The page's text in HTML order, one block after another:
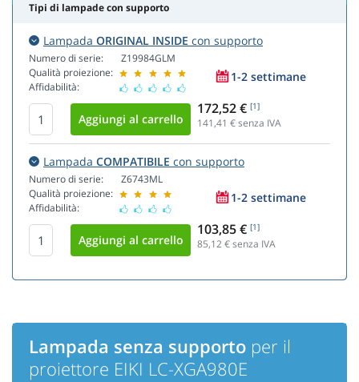
Tipi di lampade con supporto
Lampada ORIGINAL INSIDE con supporto
Numero di serie:
Qualità proiezione:
Affidabilità:
Z19984GLM
1-2 settimane
172,52 € [1]
141,41 € senza IVA
Lampada COMPATIBILE con supporto
Numero di serie:
Qualità proiezione:
Affidabilità:
Z6743ML
1-2 settimane
103,85 € [1]
85,12€ senza IVA
Lampada senza supporto per il
proiettore EIKI LC-XGA980E